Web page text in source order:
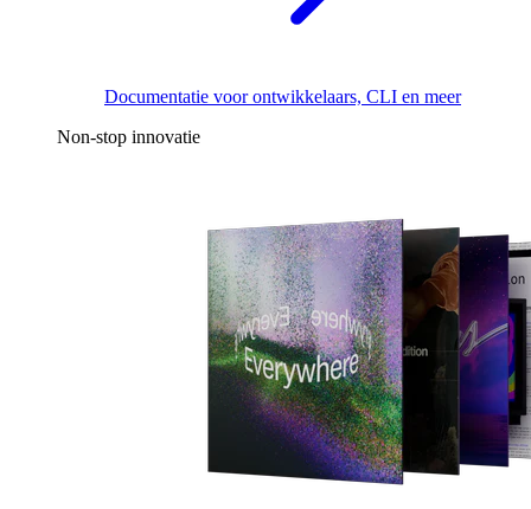
Documentatie voor ontwikkelaars, CLI en meer
Non-stop innovatie